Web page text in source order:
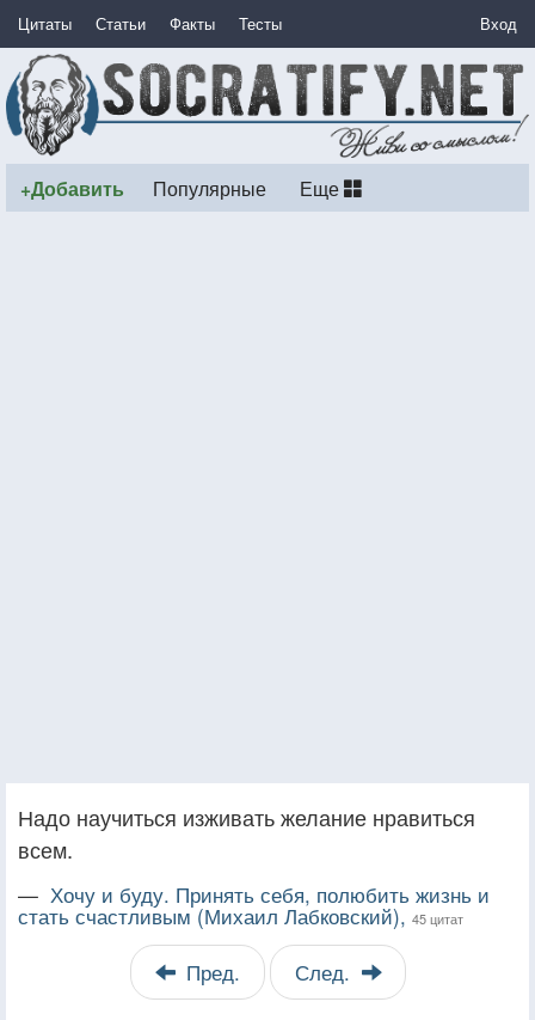
Цитаты Статьи Факты Тесты Вход
+Добавить Популярные Еще
Надо научиться изживать желание нравиться
всем.
— Хочу и буду. Принять себя, полюбить жизнь и
стать счастливым (Михаил Лабковский), 45 цитат
Пред. След.